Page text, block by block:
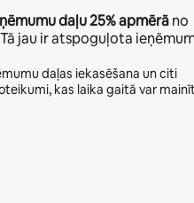
daļu25%apmērāno
jau ir atspoguļota
daļas iekasēšana un citi
kas laika gaitā var